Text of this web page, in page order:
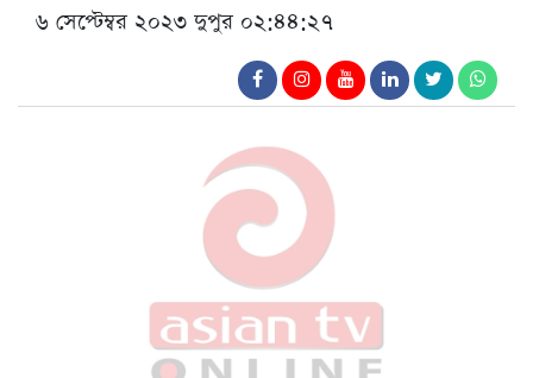
৬ সেপ্টেম্বর ২০২৩ দুপুর ০২:৪৪:২৭